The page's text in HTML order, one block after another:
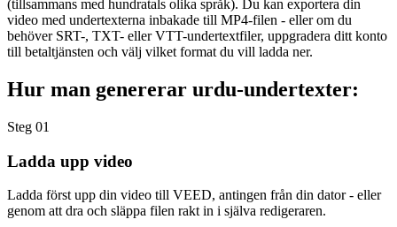
(tillsammans med hundratals olika språk). Du kan exportera din
video med undertexterna inbakade till MP4-filen - eller om du
behöver SRT-, TXT- eller VTT-undertextfiler, uppgradera ditt konto
till betaltjänsten och välj vilket format du vill ladda ner.
Hur man genererar urdu-undertexter:
Steg 01
Ladda upp video
Ladda först upp din video till VEED, antingen från din dator - eller
genom att dra och släppa filen rakt in i själva redigeraren.